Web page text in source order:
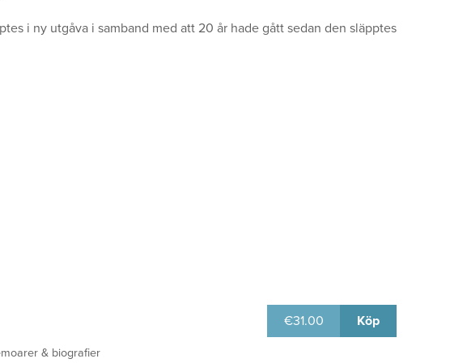
i ny utgåva i samband med att 20 år hade gått sedan den släpptes
& biografier
€31.00 Köp